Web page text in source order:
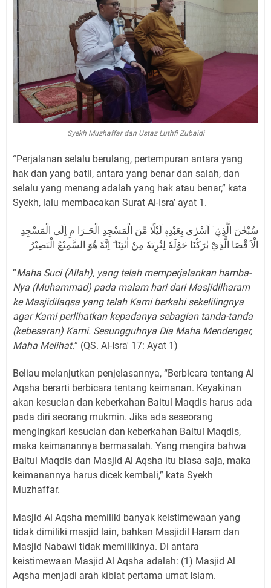
Syekh Muzhaffar dan Ustaz Luthfi Zubaidi
“Perjalanan selalu berulang, pertempuran antara yang
hak dan yang batil, antara yang benar dan salah, dan
selalu yang menang adalah yang hak atau benar,” kata
Syekh, lalu membacakan Surat Al-Isra’ ayat 1.
سُبْحٰنَ الَّذِيْۤ اَسْرٰى بِعَبْدِهٖ لَيْلًا مِّنَ الْمَسْجِدِ الْحَـرَا مِ اِلَى الْمَسْجِدِ
الْاَ قْصَا الَّذِيْ بٰرَكْنَا حَوْلَهٗ لِنُرِيَهٗ مِنْ اٰيٰتِنَا ۗ اِنَّهٗ هُوَ السَّمِيْعُ الْبَصِيْرُ
“Maha Suci (Allah), yang telah memperjalankan hamba-
Nya (Muhammad) pada malam hari dari Masjidilharam
ke Masjidilaqsa yang telah Kami berkahi sekelilingnya
agar Kami perlihatkan kepadanya sebagian tanda-tanda
(kebesaran) Kami. Sesungguhnya Dia Maha Mendengar,
Maha Melihat.” (QS. Al-Isra' 17: Ayat 1)
Beliau melanjutkan penjelasannya, “Berbicara tentang Al
Aqsha berarti berbicara tentang keimanan. Keyakinan
akan kesucian dan keberkahan Baitul Maqdis harus ada
pada diri seorang mukmin. Jika ada seseorang
mengingkari kesucian dan keberkahan Baitul Maqdis,
maka keimanannya bermasalah. Yang mengira bahwa
Baitul Maqdis dan Masjid Al Aqsha itu biasa saja, maka
keimanannya harus dicek kembali,” kata Syekh
Muzhaffar.
Masjid Al Aqsha memiliki banyak keistimewaan yang
tidak dimiliki masjid lain, bahkan Masjidil Haram dan
Masjid Nabawi tidak memilikinya. Di antara
keistimewaan Masjid Al Aqsha adalah: (1) Masjid Al
Aqsha menjadi arah kiblat pertama umat Islam.